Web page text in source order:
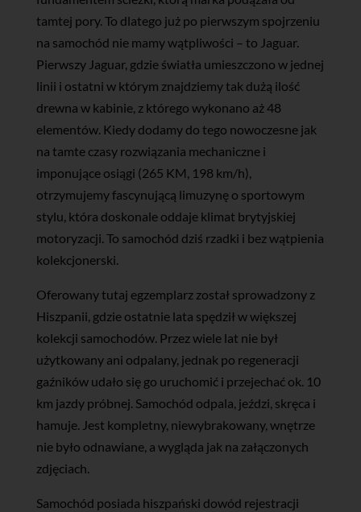
tamtej pory. To dlatego już po pierwszym spojrzeniu
na samochód nie mamy wątpliwości – to Jaguar.
Pierwszy Jaguar, gdzie światła umieszczono w jednej
linii i ostatni w którym znajdziemy tak dużą ilość
drewna w kabinie, z którego wykonano aż 48
elementów. Kiedy dodamy do tego nowoczesne jak
na tamte czasy rozwiązania mechaniczne i
imponujące osiągi (265 KM, 198 km/h),
otrzymujemy fascynującą limuzynę o sportowym
stylu, która doskonale oddaje klimat brytyjskiej
motoryzacji. To samochód dziś rzadki i bez wątpienia
kolekcjonerski.​
Oferowany tutaj egzemplarz został sprowadzony z
Hiszpanii, gdzie ostatnie lata spędził w większej
kolekcji samochodów. Przez wiele lat nie był
użytkowany ani odpalany, jednak po regeneracji
gaźników udało się go uruchomić i przejechać ok. 10
km jazdy próbnej. Samochód odpala, jeździ, skręca i
hamuje. Jest kompletny, niewybrakowany, wnętrze
nie było odnawiane, a wygląda jak na załączonych
zdjęciach.
Samochód posiada hiszpański dowód rejestracji